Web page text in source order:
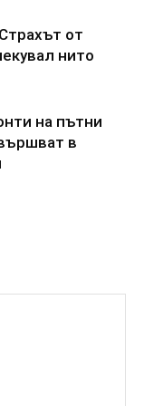
от
нито
на пътни
в